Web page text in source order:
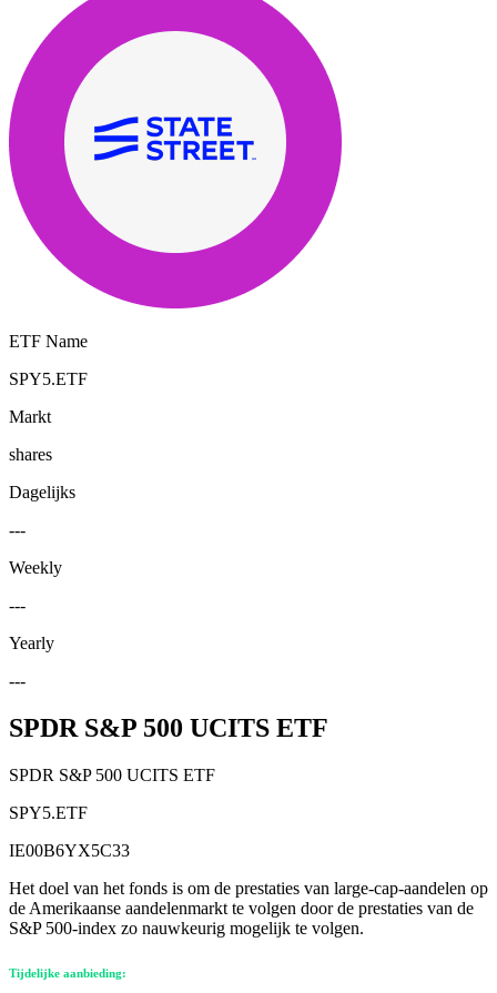
ETF Name
SPY5.ETF
Markt
shares
Dagelijks
---
Weekly
---
Yearly
---
SPDR S&P 500 UCITS ETF
SPDR S&P 500 UCITS ETF
SPY5.ETF
IE00B6YX5C33
Het doel van het fonds is om de prestaties van large-cap-aandelen op
de Amerikaanse aandelenmarkt te volgen door de prestaties van de
S&P 500-index zo nauwkeurig mogelijk te volgen.
Tijdelijke aanbieding: